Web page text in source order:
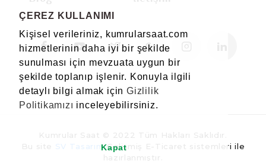
ÇEREZ KULLANIMI
Kişisel verileriniz, kumrularsaat.com
hizmetlerinin daha iyi bir şekilde
sunulması için mevzuata uygun bir
şekilde toplanıp işlenir. Konuyla ilgili
detaylı bilgi almak içinGizlilik
Politikamızı inceleyebilirsiniz.
Kapat
SV TasarımGelişmiş E-Ticaret sistemleri ile